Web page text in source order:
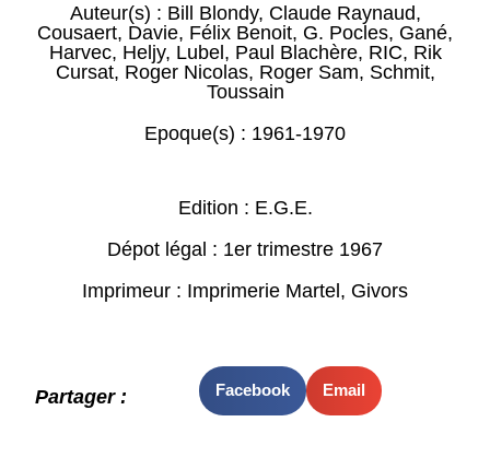
Auteur(s) : Bill Blondy, Claude Raynaud,
Cousaert, Davie, Félix Benoit, G. Pocles, Gané,
Harvec, Heljy, Lubel, Paul Blachère, RIC, Rik
Cursat, Roger Nicolas, Roger Sam, Schmit,
Toussain
Epoque(s) : 1961-1970
Edition : E.G.E.
Dépot légal : 1er trimestre 1967
Imprimeur : Imprimerie Martel, Givors
Partager : Facebook Email